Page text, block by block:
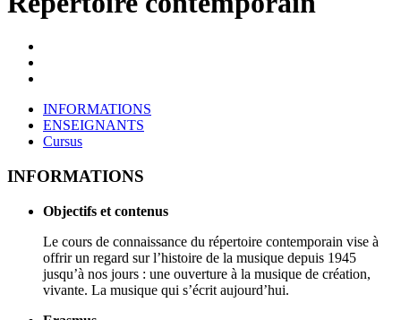
INFORMATIONS
ENSEIGNANTS
Cursus
INFORMATIONS
Objectifs et contenus
Le cours de connaissance du répertoire contemporain vise à
offrir un regard sur l’histoire de la musique depuis 1945
jusqu’à nos jours : une ouverture à la musique de création,
vivante. La musique qui s’écrit aujourd’hui.